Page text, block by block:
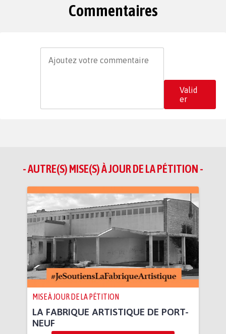
Commentaires
Valid
er
- AUTRE(S) MISE(S) À JOUR DE LA PÉTITION -
MISE À JOUR DE LA PÉTITION
LA FABRIQUE ARTISTIQUE DE PORT-
NEUF